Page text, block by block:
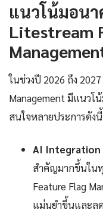
แนวโน้มอน
Litestream
ในช่วงปี 2026 ถึง
Management มีแนวโ
สนใจหลายประการดังนี้
AI Integration
สำคัญมากขึ้นใน
Feature Flag
แม่นยำขึ้นและล